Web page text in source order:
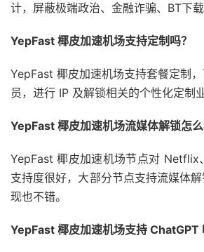
计，屏蔽极端政治、金融诈骗、BT下
YepFast 椰皮加速机场支持定制吗？
YepFast 椰皮加速机场支持套餐定制
员，进行 IP 及解锁相关的个性化定制业
YepFast 椰皮加速机场流媒体解锁怎么
YepFast 椰皮加速机场节点对 Netflix
支持度很好，大部分节点支持流媒体
现也不错。
YepFast 椰皮加速机场支持 ChatGPT